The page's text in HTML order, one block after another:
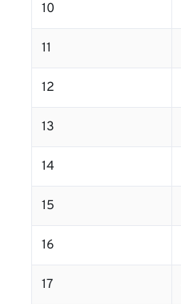
10
11
12
13
14
15
16
17